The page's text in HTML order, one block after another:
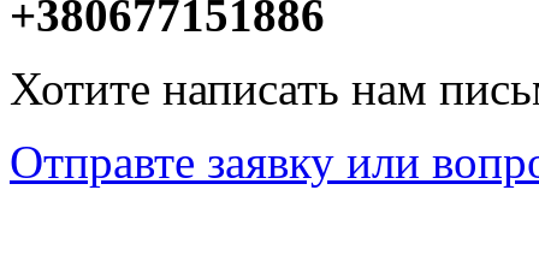
+380677151886
Хотите написать нам
Отправте заявку или